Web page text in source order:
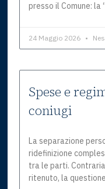
presso il Comune: la
24 Maggio 2026
Spese e
coniugi
La separazione
ridefinizione
tra le parti.
ritenuto, la